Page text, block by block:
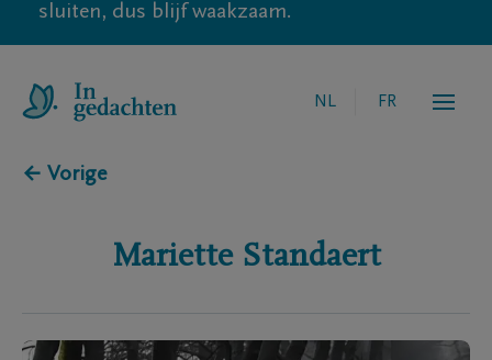
sluiten, dus blijf waakzaam.
NL FR
← Vorige
Mariette Standaert